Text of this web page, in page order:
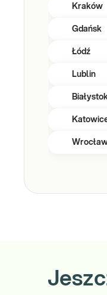
Kraków
Gdańsk
Łódź
Lublin